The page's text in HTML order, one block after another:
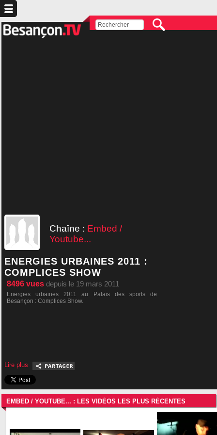
Chaîne : Embed /
Youtube...
ENERGIES URBAINES 2011 :
COMPLICES SHOW
8496 vues depuis le 19 mars 2011
Energies urbaines 2011 au Palais des sports de
Besançon : Complices Show.
Lire plus
EMBED / YOUTUBE... : LES VIDÉOS LES PLUS RÉCENTES